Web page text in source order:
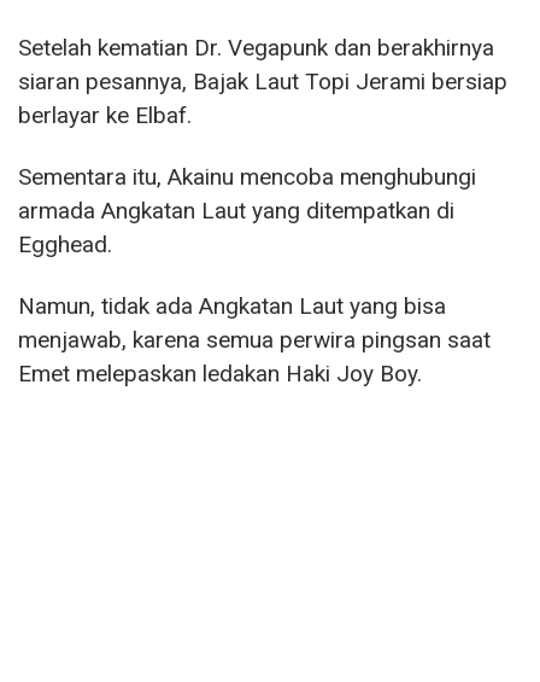
Setelah kematian Dr. Vegapunk dan berakhirnya
siaran pesannya, Bajak Laut Topi Jerami bersiap
berlayar ke Elbaf.
Sementara itu, Akainu mencoba menghubungi
armada Angkatan Laut yang ditempatkan di
Egghead.
Namun, tidak ada Angkatan Laut yang bisa
menjawab, karena semua perwira pingsan saat
Emet melepaskan ledakan Haki Joy Boy.